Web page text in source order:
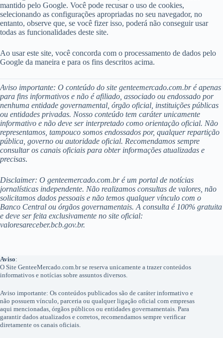
mantido pelo Google. Você pode recusar o uso de cookies,
selecionando as configurações apropriadas no seu navegador, no
entanto, observe que, se você fizer isso, poderá não conseguir usar
todas as funcionalidades deste site.
Ao usar este site, você concorda com o processamento de dados pelo
Google da maneira e para os fins descritos acima.
Aviso importante: O conteúdo do site genteemercado.com.br é apenas
para fins informativos e não é afiliado, associado ou endossado por
nenhuma entidade governamental, órgão oficial, instituições públicas
ou entidades privadas. Nosso conteúdo tem caráter unicamente
informativo e não deve ser interpretado como orientação oficial. Não
representamos, tampouco somos endossados por, qualquer repartição
pública, governo ou autoridade oficial. Recomendamos sempre
consultar os canais oficiais para obter informações atualizadas e
precisas.
Disclaimer: O genteemercado.com.br é um portal de notícias
jornalísticas independente. Não realizamos consultas de valores, não
solicitamos dados pessoais e não temos qualquer vínculo com o
Banco Central ou órgãos governamentais. A consulta é 100% gratuita
e deve ser feita exclusivamente no site oficial:
valoresareceber.bcb.gov.br.
Aviso:
O Site GenteeMercado.com.br se reserva unicamente a trazer conteúdos
informativos e notícias sobre assuntos diversos.
Aviso importante: Os conteúdos publicados são de caráter informativo e
não possuem vínculo, parceria ou qualquer ligação oficial com empresas
aqui mencionadas, órgãos públicos ou entidades governamentais. Para
garantir dados atualizados e corretos, recomendamos sempre verificar
diretamente os canais oficiais.